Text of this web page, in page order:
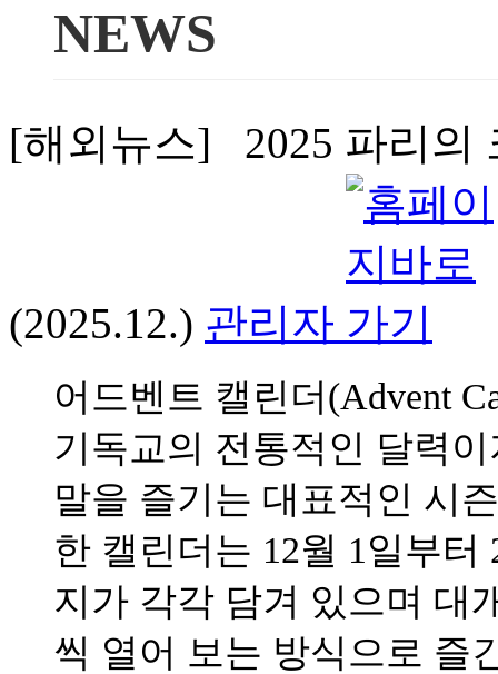
NEWS
[해외뉴스] 2025 파리의
(2025.12.) 관리자
어드벤트 캘린더(Advent
기독교의 전통적인 달력
말을 즐기는 대표적인 시
한 캘린더는 12월 1일부
지가 각각 담겨 있으며 대
씩 열어 보는 방식으로 즐